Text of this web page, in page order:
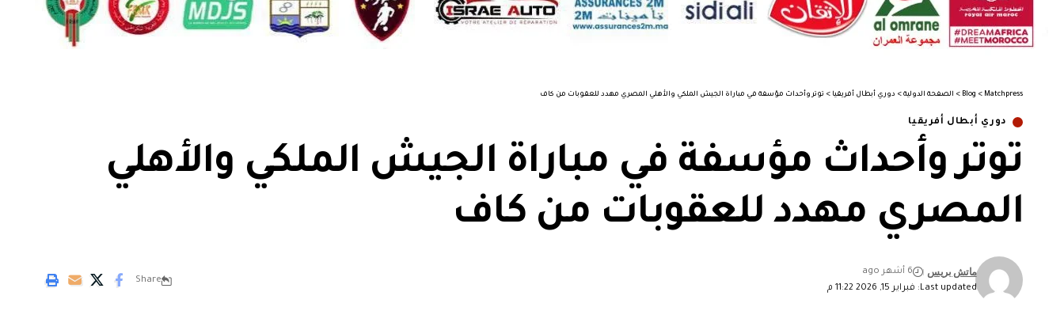
Matchpress
>
Blog
> الصفحة الدولية > دوري أبطال أفريقيا > توتر وأحداث مؤسفة في مباراة الجيش الملكي والأهلي المصري مهدد للعقوبات من كاف
دوري أبطال أفريقيا
توتر وأحداث مؤسفة في مباراة الجيش الملكي والأهلي
المصري مهدد للعقوبات من كاف
Last updated: فبراير 15, 2026 11:22 م
ماتش بريس
6 أشهر ago
Share